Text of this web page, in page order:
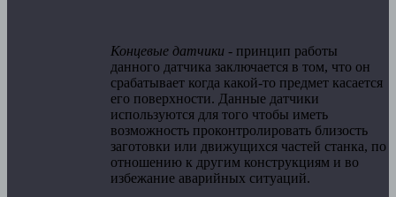
Концевые датчики - принцип работы
данного датчика заключается в том, что он
срабатывает когда какой-то предмет касается
его поверхности. Данные датчики
используются для того чтобы иметь
возможность проконтролировать близость
заготовки или движущихся частей станка, по
отношению к другим конструкциям и во
избежание аварийных ситуаций.